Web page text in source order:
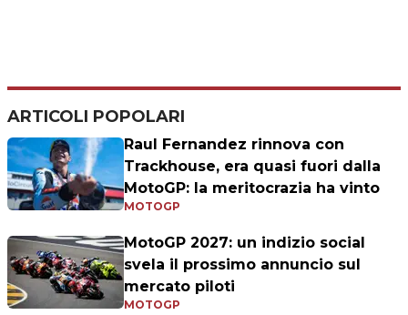
ARTICOLI POPOLARI
Raul Fernandez rinnova con
Trackhouse, era quasi fuori dalla
MotoGP: la meritocrazia ha vinto
MOTOGP
MotoGP 2027: un indizio social
svela il prossimo annuncio sul
mercato piloti
MOTOGP